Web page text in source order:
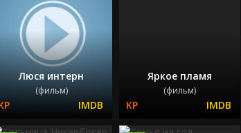
Люся интерн
(фильм)
Яркое пламя
(фильм)